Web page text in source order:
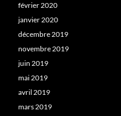
février 2020
janvier 2020
décembre 2019
novembre 2019
juin 2019
mai 2019
avril 2019
mars 2019